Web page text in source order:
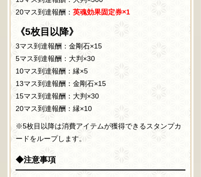
20マス到達報酬： 英魂効果固定券×1
《5枚目以降》
3マス到達報酬：金剛石×15
5マス到達報酬：大判×30
10マス到達報酬：縁×5
13マス到達報酬：金剛石×15
15マス到達報酬：大判×30
20マス到達報酬：縁×10
※5枚目以降は消費アイテムが獲得できるスタンプカ
ードをループします。
◆注意事項